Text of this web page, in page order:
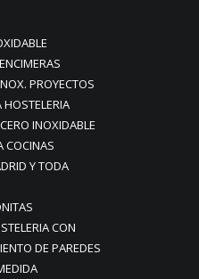
PROYECTOS
INOXIDABLE
COCINAS
Y TODA
CON
DE PAREDES